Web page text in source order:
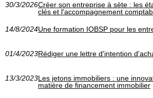
30/3/2026Créer son entreprise à sète : les
clés et l'accompagnement
14/8/2024Une formation IOBSP pour les
01/4/2023Rédiger une lettre d'intention
13/3/2023Les jetons immobiliers : une
matière de financement immobilier